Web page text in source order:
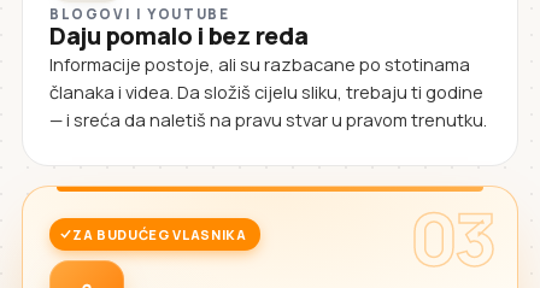
BLOGOVI I YOUTUBE
Daju pomalo i bez reda
Informacije postoje, ali su razbacane po stotinama
članaka i videa. Da složiš cijelu sliku, trebaju ti godine
— i sreća da naletiš na pravu stvar u pravom trenutku.
03
ZA BUDUĆEG VLASNIKA